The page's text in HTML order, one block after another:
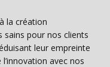
la création
sains pour nos clients
leur empreinte
avec nos